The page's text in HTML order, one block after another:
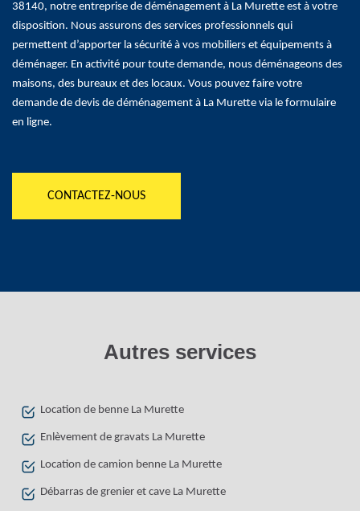
38140, notre entreprise de déménagement à La Murette est à votre
disposition. Nous assurons des services professionnels qui
permettent d’apporter la sécurité à vos mobiliers et équipements à
déménager. En activité pour toute demande, nous déménageons des
maisons, des bureaux et des locaux. Vous pouvez faire votre
demande de devis de déménagement à La Murette via le formulaire
en ligne.
CONTACTEZ-NOUS
Autres services
Location de benne La Murette
Enlèvement de gravats La Murette
Location de camion benne La Murette
Débarras de grenier et cave La Murette